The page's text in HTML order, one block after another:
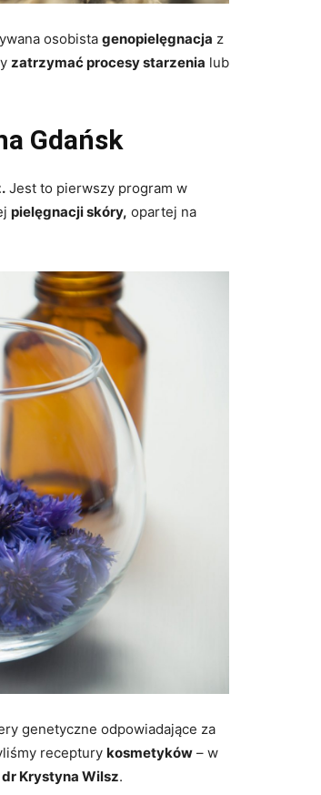
osobista genopielęgnacja z
zatrzymać procesy starzenia lub
Gdańsk
Jest to pierwszy program w
pielęgnacji skóry, opartej na
genetyczne odpowiadające za
receptury kosmetyków – w
dr Krystyna Wilsz.